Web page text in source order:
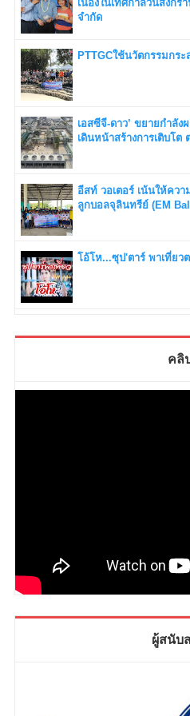
เนื่องในเทศกาลวันสงกร
จำกัด
PTTGCใช้นวัตกรรมกร
เอสซีจี-ดาว’ ขยายกำลั
เดินหน้าสร้างการเติบโ
อีสท์ วอเตอร์ เน้นให้คว
ลูกบอลจุลินทรีย์ (EM
โอ้โห...ซุป'ตาร์ พาเที่ยวต
คลิ
ผู้สนับ